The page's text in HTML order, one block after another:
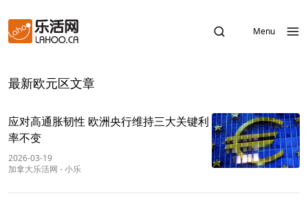
Menu
最新欧元区文章
应对高通胀韧性 欧洲央行维持三大关键利
率不变
2026-03-19
加拿大乐活网 -小乐